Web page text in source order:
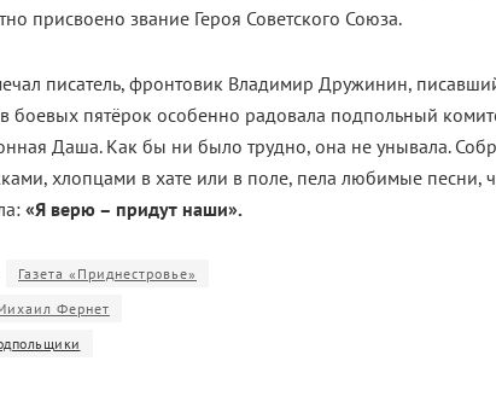
присвоено звание Героя Советского Союза.
писатель, фронтовик Владимир Дружинин,
боевых пятёрок особенно радовала подпольный
Даша. Как бы ни было трудно, она не унывала.
хлопцами в хате или в поле, пела любимые песни,
«Я верю – придут наши».
Газета «Приднестровье»
Фернет